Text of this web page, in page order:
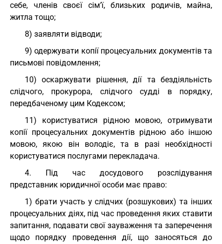
себе, членів своєї сім’ї, близьких родичів, майна,
житла тощо;
8) заявляти відводи;
9) одержувати копії процесуальних документів та
письмові повідомлення;
10) оскаржувати рішення, дії та бездіяльність
слідчого, прокурора, слідчого судді в порядку,
передбаченому цим Кодексом;
11) користуватися рідною мовою, отримувати
копії процесуальних документів рідною або іншою
мовою, якою він володіє, та в разі необхідності
користуватися послугами перекладача.
4. Під час досудового розслідування
представник юридичної особи має право:
1) брати участь у слідчих (розшукових) та інших
процесуальних діях, під час проведення яких ставити
запитання, подавати свої зауваження та заперечення
щодо порядку проведення дії, що заносяться до